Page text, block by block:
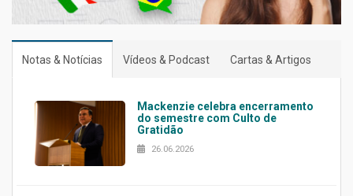
Notas & Notícias Vídeos & Podcast Cartas & Artigos
Mackenzie celebra encerramento
do semestre com Culto de
Gratidão
26.06.2026